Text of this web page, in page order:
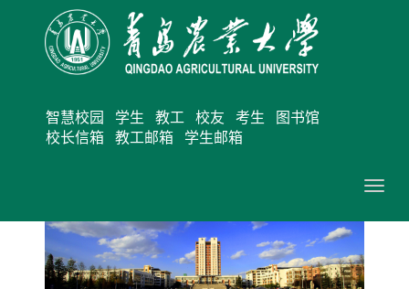
智慧校园 学生 教工 校友 考生
图书馆
校长信箱
教工邮箱 学生邮箱
切
换